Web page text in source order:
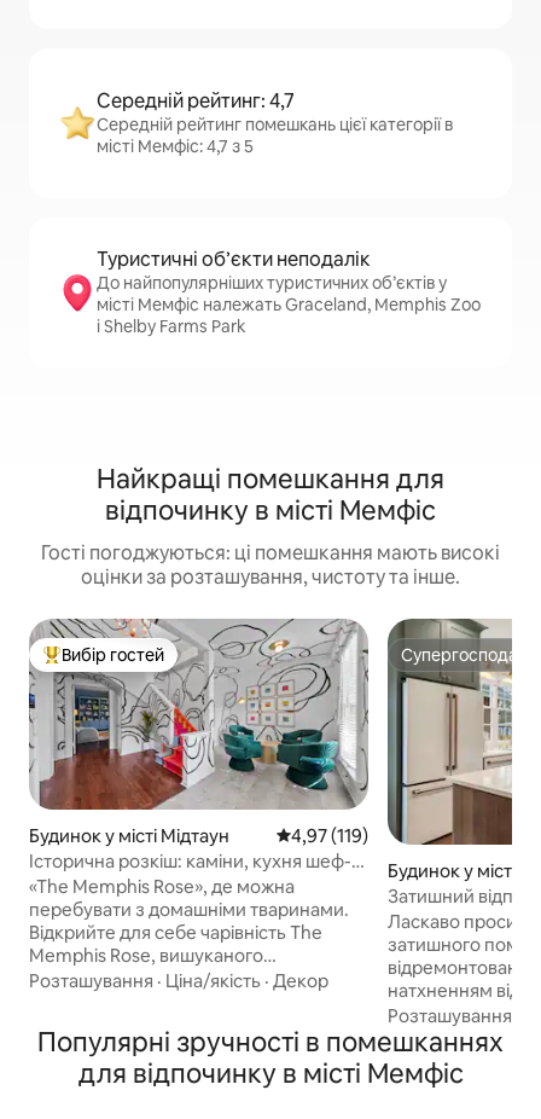
Середній рейтинг: 4,7
Середній рейтинг помешкань цієї категорії в
місті Мемфіс: 4,7 з 5
Туристичні об’єкти неподалік
До найпопулярніших туристичних об’єктів у
місті Мемфіс належать Graceland, Memphis Zoo
і Shelby Farms Park
Найкращі помешкання для
відпочинку в місті Мемфіс
Гості погоджуються: ці помешкання мають високі
оцінки за розташування, чистоту та інше.
Топ вибір гостей
Вибір гостей
Будинок у місті Мідтаун Середня оцінка: 4,97 з 5,
4,97 (119)
Історична розкіш: каміни, кухня шеф-
кухаря, 10 місць
«The Memphis Rose», де можна
перебувати з домашніми тваринами.
Відкрийте для себе чарівність The
Memphis Rose, вишуканого
помешкання 1916 року в Мідтауні
'яних і позачасових світильників,
насолоджуючись сучасною розкішшю,
як висококласна кухня та м' який
Розташування · Ціна/якість · Декор
Супергосподар
Супергосподар
Будинок у місті
Затишний
HGTV!
Ласкаво
затишного
натхненням від
Gaines Fixer
номерів і
терасі.
Розташування
Популярні зручності в помешканнях
для відпочинку в місті Мемфіс